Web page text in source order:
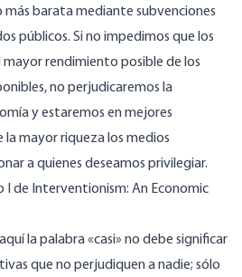
barata mediante subvenciones
públicos. Si no impedimos que los
rendimiento posible de los
no perjudicaremos la
y estaremos en mejores
mayor riqueza los medios
a quienes deseamos privilegiar.
I de Interventionism: An Economic
la palabra «casi» no debe significar
que no perjudiquen a nadie; sólo